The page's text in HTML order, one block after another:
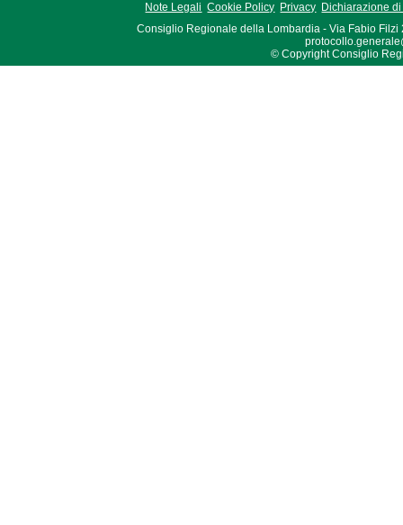
Note Legali Cookie Policy Privacy Dichiarazione
Consiglio Regionale della Lombardia - Via Fabio Filzi
© Copyright Consiglio